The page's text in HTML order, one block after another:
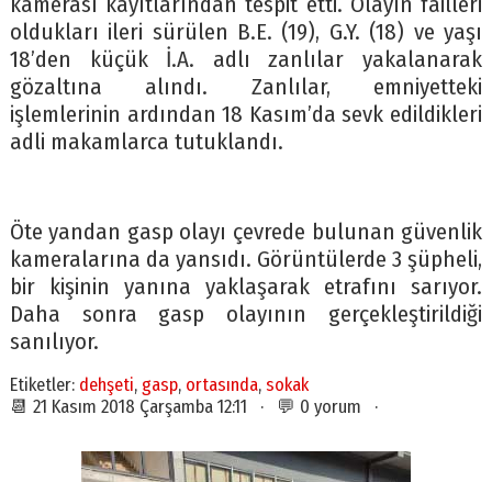
oldukları ileri sürülen B.E. (19), G.Y. (18) ve yaşı
18’den küçük İ.A. adlı zanlılar yakalanarak
gözaltına alındı. Zanlılar, emniyetteki
işlemlerinin ardından 18 Kasım’da sevk edildikleri
adli makamlarca tutuklandı.
Öte yandan gasp olayı çevrede bulunan güvenlik
kameralarına da yansıdı. Görüntülerde 3 şüpheli,
bir kişinin yanına yaklaşarak etrafını sarıyor.
Daha sonra gasp olayının gerçekleştirildiği
sanılıyor.
Etiketler: dehşeti, gasp, ortasında, sokak
📆 21 Kasım 2018 Çarşamba 12:11 · 💬 0 yorum ·